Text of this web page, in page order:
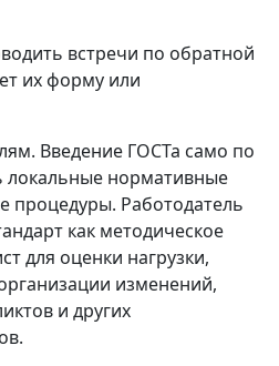
встречи по обратной
их форму или
Введение ГОСТа само по
локальные нормативные
процедуры. Работодатель
как методическое
для оценки нагрузки,
изменений,
и других